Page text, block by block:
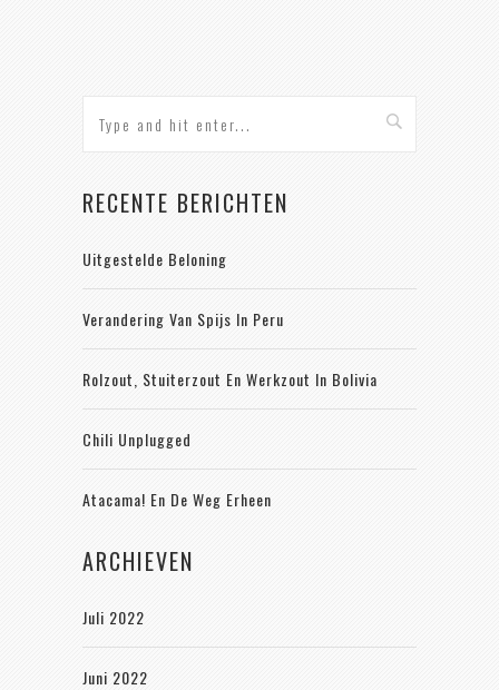
RECENTE BERICHTEN
Uitgestelde Beloning
Verandering Van Spijs In Peru
Rolzout, Stuiterzout En Werkzout In Bolivia
Chili Unplugged
Atacama! En De Weg Erheen
ARCHIEVEN
Juli 2022
Juni 2022